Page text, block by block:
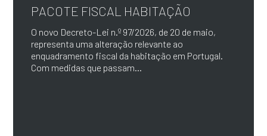
PACOTE FISCAL HABITAÇÃO
O novo Decreto-Lei n.º 97/2026, de 20 de maio,
representa uma alteração relevante ao
enquadramento fiscal da habitação em Portugal.
Com medidas que passam...